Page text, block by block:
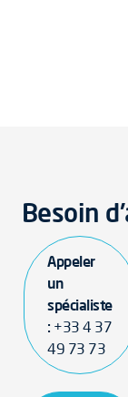
Besoin
Appeler
un
spécialiste
: +33 4 37
49 73 73